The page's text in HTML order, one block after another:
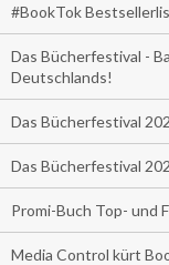
#BookTok
Das Bücherfestival -
Deutschlands!
Das Bücherfestival
Das Bücherfestival
Promi-Buch Top- und
Media Control kürt